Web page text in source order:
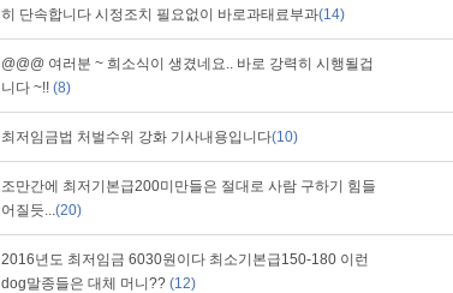
히 단속합니다 시정조치 필요없이 바로과태료부과(14)
@@@ 여러분 ~ 희소식이 생겼네요.. 바로 강력히 시행될겁
니다 ~!! (8)
최저임금법 처벌수위 강화 기사내용입니다(10)
조만간에 최저기본급200미만들은 절대로 사람 구하기 힘들
어질듯...(20)
2016년도 최저임금 6030원이다 최소기본급150-180 이런
dog말종들은 대체 머니?? (12)